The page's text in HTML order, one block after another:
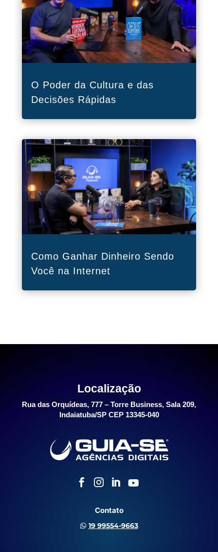
O Poder da Cultura e das
Decisões Rápidas
Como Ganhar Dinheiro Sendo
Você na Internet
Localização
Rua das Orquídeas, 777 – Torre Business, Sala 209,
Indaiatuba/SP CEP 13345-040
   
Contato
 19 99554-9663